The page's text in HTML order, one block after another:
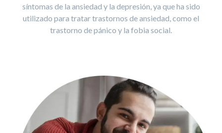
síntomas de la ansiedad y la depresión, ya que ha sido
utilizado para tratar trastornos de ansiedad, como el
trastorno de pánico y la fobia social.